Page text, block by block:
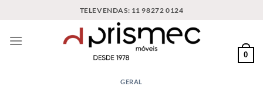
content
TELEVENDAS: 11 98272 0124
0
GERAL